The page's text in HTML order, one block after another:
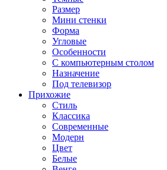
Размер
Мини стенки
Форма
Угловые
Особенности
С компьютерным столом
Назначение
Под телевизор
Прихожие
Стиль
Классика
Современные
Модерн
Цвет
Белые